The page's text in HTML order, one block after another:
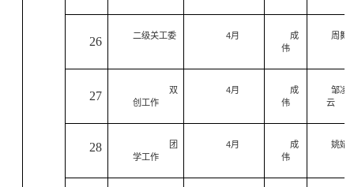
26 二级关工委 4月
成
伟
周舞
27
双
创工作
4月
成
伟
邹凌
云
28
团
学工作
4月
成
伟
姚婧